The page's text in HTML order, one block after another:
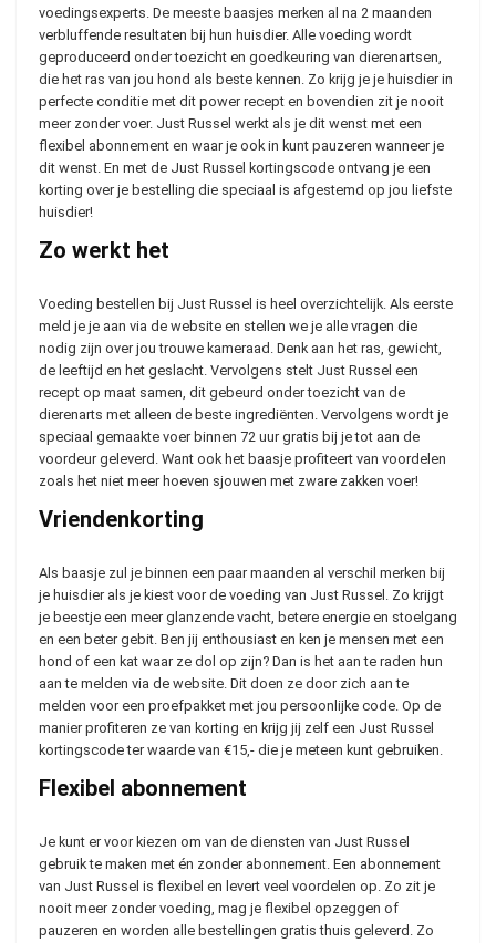
voedingsexperts. De meeste baasjes merken al na 2 maanden
verbluffende resultaten bij hun huisdier. Alle voeding wordt
geproduceerd onder toezicht en goedkeuring van dierenartsen,
die het ras van jou hond als beste kennen. Zo krijg je je huisdier in
perfecte conditie met dit power recept en bovendien zit je nooit
meer zonder voer. Just Russel werkt als je dit wenst met een
flexibel abonnement en waar je ook in kunt pauzeren wanneer je
dit wenst. En met de Just Russel kortingscode ontvang je een
korting over je bestelling die speciaal is afgestemd op jou liefste
huisdier!
Zo werkt het
Voeding bestellen bij Just Russel is heel overzichtelijk. Als eerste
meld je je aan via de website en stellen we je alle vragen die
nodig zijn over jou trouwe kameraad. Denk aan het ras, gewicht,
de leeftijd en het geslacht. Vervolgens stelt Just Russel een
recept op maat samen, dit gebeurd onder toezicht van de
dierenarts met alleen de beste ingrediënten. Vervolgens wordt je
speciaal gemaakte voer binnen 72 uur gratis bij je tot aan de
voordeur geleverd. Want ook het baasje profiteert van voordelen
zoals het niet meer hoeven sjouwen met zware zakken voer!
Vriendenkorting
Als baasje zul je binnen een paar maanden al verschil merken bij
je huisdier als je kiest voor de voeding van Just Russel. Zo krijgt
je beestje een meer glanzende vacht, betere energie en stoelgang
en een beter gebit. Ben jij enthousiast en ken je mensen met een
hond of een kat waar ze dol op zijn? Dan is het aan te raden hun
aan te melden via de website. Dit doen ze door zich aan te
melden voor een proefpakket met jou persoonlijke code. Op de
manier profiteren ze van korting en krijg jij zelf een Just Russel
kortingscode ter waarde van €15,- die je meteen kunt gebruiken.
Flexibel abonnement
Je kunt er voor kiezen om van de diensten van Just Russel
gebruik te maken met én zonder abonnement. Een abonnement
van Just Russel is flexibel en levert veel voordelen op. Zo zit je
nooit meer zonder voeding, mag je flexibel opzeggen of
pauzeren en worden alle bestellingen gratis thuis geleverd. Zo